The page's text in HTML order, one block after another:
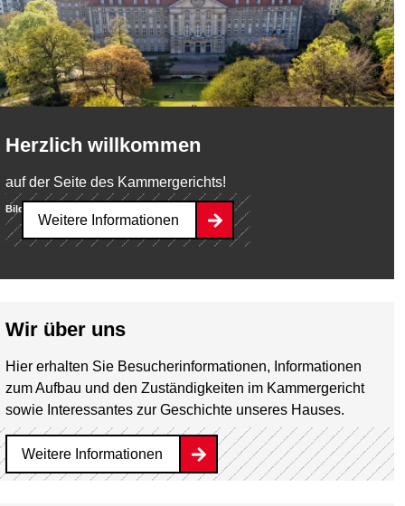
Herzlich willkommen
auf der Seite des Kammergerichts!
Weitere Informationen
Bild:
Wir über uns
Hier erhalten Sie Besucherinformationen, Informationen
zum Aufbau und den Zuständigkeiten im Kammergericht
sowie Interessantes zur Geschichte unseres Hauses.
Weitere Informationen